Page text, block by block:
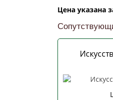
Цена указана